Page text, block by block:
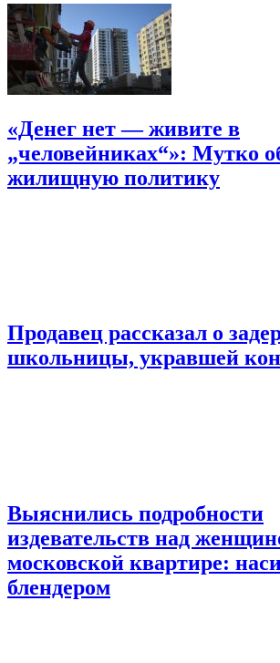
«Денег нет — живите в
„человейниках“»: Мутко
жилищную политику
Продавец рассказал о
школьницы, укравшей
Выяснились подробности
издевательств над
московской квартире:
блендером